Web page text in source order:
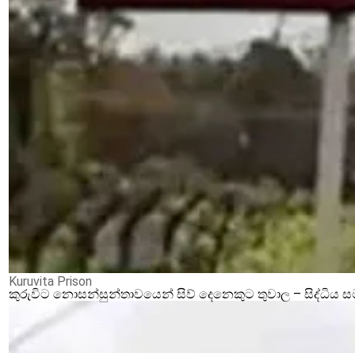
Kuruvita Prison
කුරුවිට නොසන්සුන්තාවයෙන් සිව් දෙනෙකුට තුවාල – සිද්ධිය